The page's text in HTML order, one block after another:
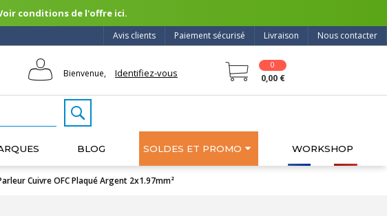
conditions de l'offre ici.
Nous contacter
Livraison
Paiement sécurisé
Avis clients
Bienvenue, Identifiez-vous
0
0,00 €
BLOG SOLDES ET PROMO WORKSHOP
Cuivre OFC Plaqué Argent 2x1.97mm²